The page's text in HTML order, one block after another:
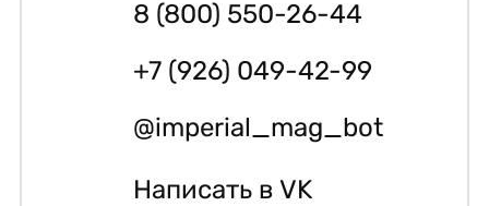
8 (800) 550-26-44
+7 (926) 049-42-99
@imperial_mag_bot
Написать в VK